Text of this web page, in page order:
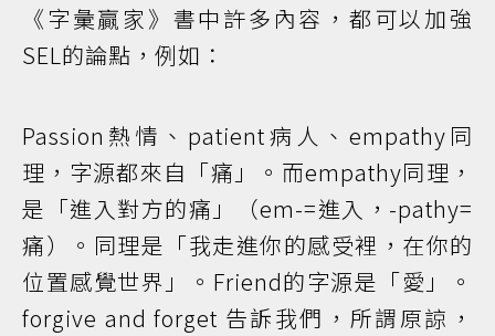
《字彙贏家》書中許多內容，都可以加強
SEL的論點，例如：
Passion熱情、patient病人、empathy同
理，字源都來自「痛」。而empathy同理，
是「進入對方的痛」（em-=進入，-pathy=
痛）。同理是「我走進你的感受裡，在你的
位置感覺世界」。Friend的字源是「愛」。
forgive and forget 告訴我們，所謂原諒，